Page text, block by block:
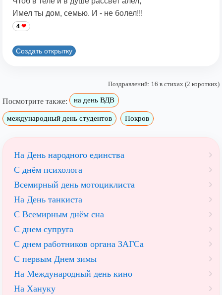
Имел ты дом, семью. И - не болел!!!
4
Создать открытку
Поздравлений: 16 в стихах (2 коротких)
Посмотрите также: на день ВДВ
международный день студентов Покров
На День народного единства
С днём психолога
Всемирный день мотоциклиста
На День танкиста
С Всемирным днём сна
С днем супруга
С днем работников органа ЗАГСа
С первым Днем зимы
На Международный день кино
На Хануку